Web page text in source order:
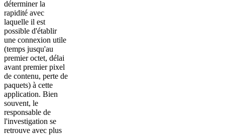
déterminer la
rapidité avec
laquelle il est
possible d'établir
une connexion utile
(temps jusqu'au
premier octet, délai
avant premier pixel
de contenu, perte de
paquets) à cette
application. Bien
souvent, le
responsable de
l'investigation se
retrouve avec plus